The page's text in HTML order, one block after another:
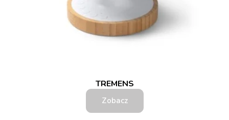
TREMENS
Zobacz